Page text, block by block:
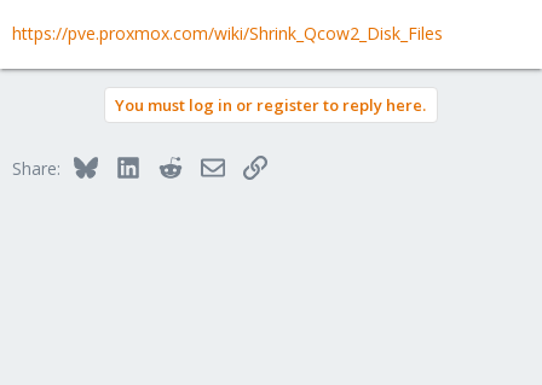
https://pve.proxmox.com/wiki/Shrink_Qcow2_Disk_Files
You must log in or register to reply here.
Share: BlueskyLinkedInRedditEmailLink